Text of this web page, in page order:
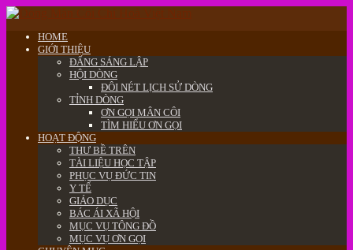
HOME
GIỚI THIỆU
ĐẤNG SÁNG LẬP
HỘI DÒNG
ĐÔI NÉT LỊCH SỬ DÒNG
TỈNH DÒNG
ƠN GỌI MÂN CÔI
TÌM HIỂU ƠN GỌI
HOẠT ĐỘNG
THƯ BỀ TRÊN
TÀI LIỆU HỌC TẬP
PHỤC VỤ ĐỨC TIN
Y TẾ
GIÁO DỤC
BÁC ÁI XÃ HỘI
MỤC VỤ TÔNG ĐỒ
MỤC VỤ ƠN GỌI